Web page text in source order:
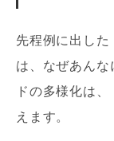
先程例に出し
は、なぜあん
ドの多様化は
えます。